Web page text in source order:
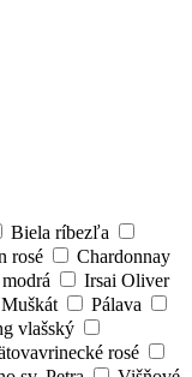
Biela ríbezľa
rosé
Chardonnay
Irsai Oliver
Muškát
Pálava
vlašský
rosé